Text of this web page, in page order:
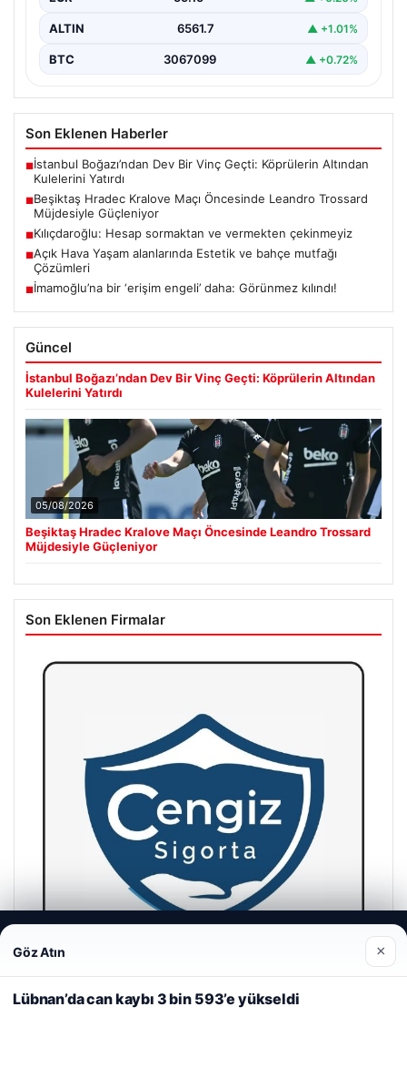
ALTIN 6561.7 ▲ +1.01%
BTC 3067099 ▲ +0.72%
Son Eklenen Haberler
■İstanbul Boğazı’ndan Dev Bir Vinç Geçti: Köprülerin Altından
Kulelerini Yatırdı
■Beşiktaş Hradec Kralove Maçı Öncesinde Leandro Trossard
Müjdesiyle Güçleniyor
■Kılıçdaroğlu: Hesap sormaktan ve vermekten çekinmeyiz
■Açık Hava Yaşam alanlarında Estetik ve bahçe mutfağı
Çözümleri
■İmamoğlu’na bir ‘erişim engeli’ daha: Görünmez kılındı!
Güncel
İstanbul Boğazı’ndan Dev Bir Vinç Geçti: Köprülerin Altından
Kulelerini Yatırdı
05/08/2026
Beşiktaş Hradec Kralove Maçı Öncesinde Leandro Trossard
Müjdesiyle Güçleniyor
Son Eklenen Firmalar
deneyiminizi kişiselleştirmek ve geliştirmek amacıyla çerezler
kullanıyoruz.Çerez Politikamız
Reddet Kabul Et
Göz Atın ×
Lübnan’da can kaybı 3 bin 593’e yükseldi